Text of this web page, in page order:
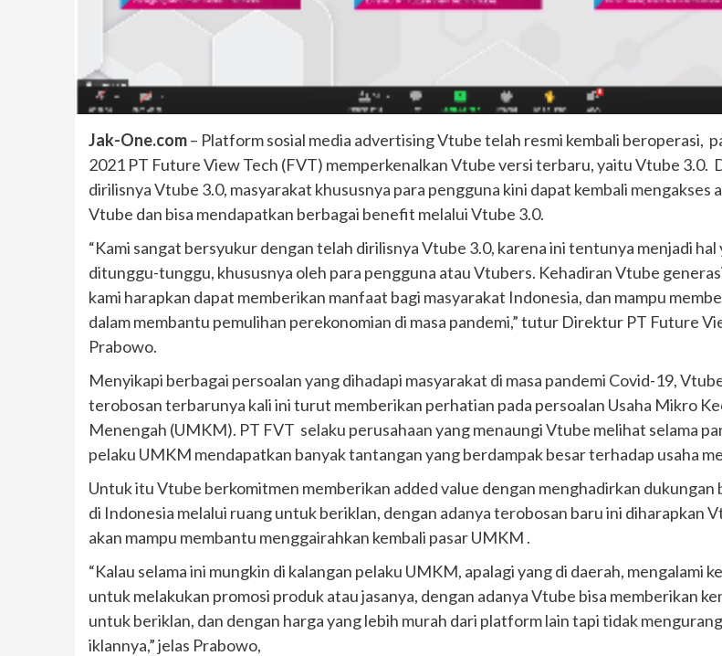
Jak-One.com– Platform sosial media advertising Vtube telah resmi kembali beroperasi,
2021 PT Future View Tech (FVT) memperkenalkan Vtube versi terbaru, yaitu Vtube 3.0.
dirilisnya Vtube 3.0, masyarakat khususnya para pengguna kini dapat kembali mengakses
Vtube dan bisa mendapatkan berbagai benefit melalui Vtube 3.0.
“Kami sangat bersyukur dengan telah dirilisnya Vtube 3.0, karena ini tentunya menjadi hal
ditunggu-tunggu, khususnya oleh para pengguna atau Vtubers. Kehadiran Vtube
kami harapkan dapat memberikan manfaat bagi masyarakat Indonesia, dan mampu
dalam membantu pemulihan perekonomian di masa pandemi,” tutur Direktur PT Future
Prabowo.
Menyikapi berbagai persoalan yang dihadapi masyarakat di masa pandemi Covid-19,
terobosan terbarunya kali ini turut memberikan perhatian pada persoalan Usaha Mikro
Menengah (UMKM). PT FVT selaku perusahaan yang menaungi Vtube melihat selama
pelaku UMKM mendapatkan banyak tantangan yang berdampak besar terhadap usaha
Untuk itu Vtube berkomitmen memberikan added value dengan menghadirkan dukungan
di Indonesia melalui ruang untuk beriklan, dengan adanya terobosan baru ini diharapkan
akan mampu membantu menggairahkan kembali pasar UMKM .
“Kalau selama ini mungkin di kalangan pelaku UMKM, apalagi yang di daerah, mengalami
untuk melakukan promosi produk atau jasanya, dengan adanya Vtube bisa memberikan
untuk beriklan, dan dengan harga yang lebih murah dari platform lain tapi tidak
iklannya,” jelas Prabowo,